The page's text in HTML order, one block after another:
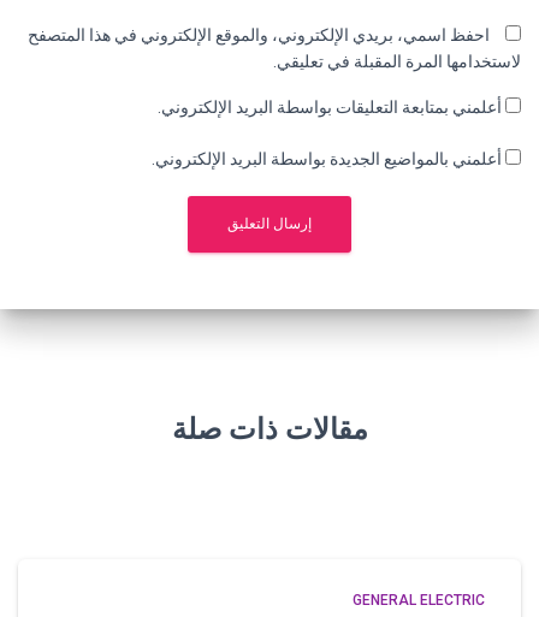
احفظ اسمي، بريدي الإلكتروني، والموقع الإلكتروني في هذا المتصفح
لاستخدامها المرة المقبلة في تعليقي.
أعلمني بمتابعة التعليقات بواسطة البريد الإلكتروني.
أعلمني بالمواضيع الجديدة بواسطة البريد الإلكتروني.
مقالات ذات صلة
GENERAL ELECTRIC